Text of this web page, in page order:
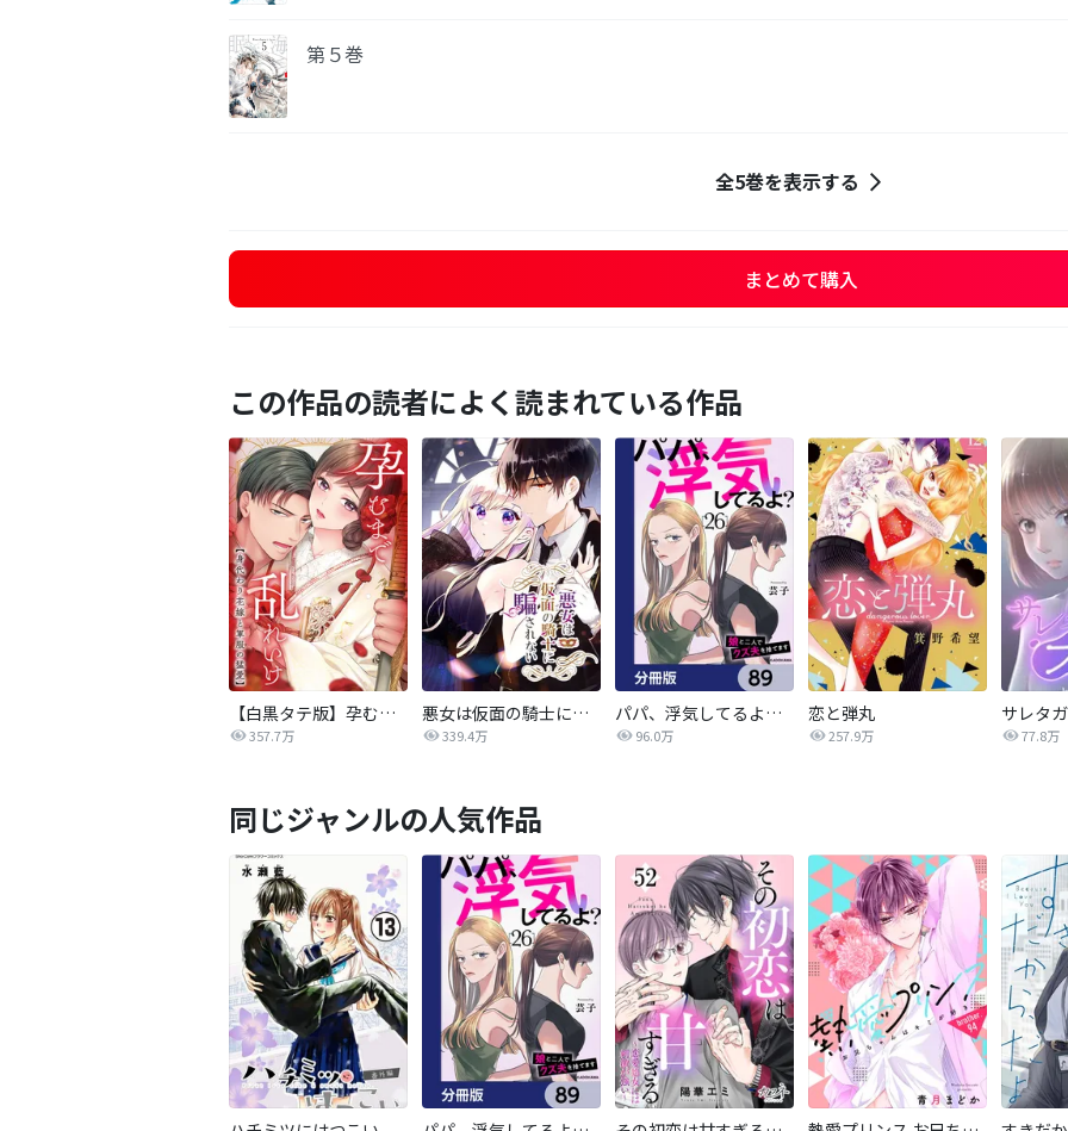
第５巻
全5巻を表示する
まとめて購入
この作品の読者によく読まれている作品
【白黒タテ版】孕むまで乱れいけ～身代わり花嫁と軍服の猛愛
357.7万
悪女は仮面の騎士に騙されない
339.4万
パパ、浮気してるよ？娘と二人でクズ夫を捨てます【分冊版】
96.0万
恋と弾丸
257.9万 77.8万
同じジャンルの人気作品